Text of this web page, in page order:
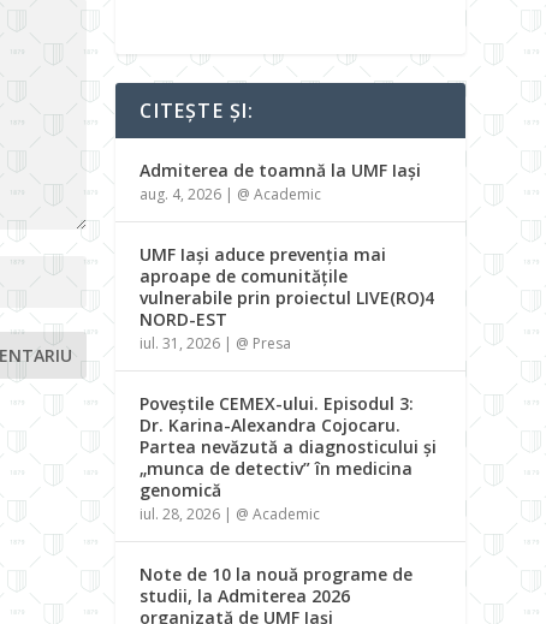
CITEȘTE ȘI:
Admiterea de toamnă la UMF Iași
aug. 4, 2026 | @ Academic
UMF Iași aduce prevenția mai
aproape de comunitățile
vulnerabile prin proiectul LIVE(RO)4
NORD-EST
iul. 31, 2026 | @ Presa
Poveștile CEMEX-ului. Episodul 3:
Dr. Karina-Alexandra Cojocaru.
Partea nevăzută a diagnosticului și
„munca de detectiv” în medicina
genomică
iul. 28, 2026 | @ Academic
Note de 10 la nouă programe de
studii, la Admiterea 2026
organizată de UMF Iași